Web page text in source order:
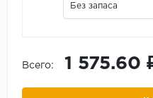
Без запаса
Всего: 1 575.60